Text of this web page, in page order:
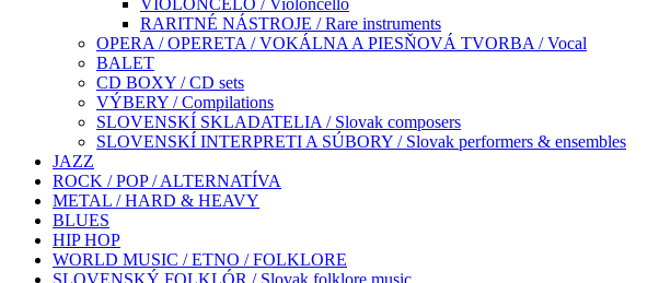
VIOLONČELO / Violoncello
RARITNÉ NÁSTROJE / Rare instruments
OPERA / OPERETA / VOKÁLNA A PIESŇOVÁ TVORBA / Vocal
BALET
CD BOXY / CD sets
VÝBERY / Compilations
SLOVENSKÍ SKLADATELIA / Slovak composers
SLOVENSKÍ INTERPRETI A SÚBORY / Slovak performers & ensembles
JAZZ
ROCK / POP / ALTERNATÍVA
METAL / HARD & HEAVY
BLUES
HIP HOP
WORLD MUSIC / ETNO / FOLKLORE
SLOVENSKÝ FOLKLÓR / Slovak folklore music